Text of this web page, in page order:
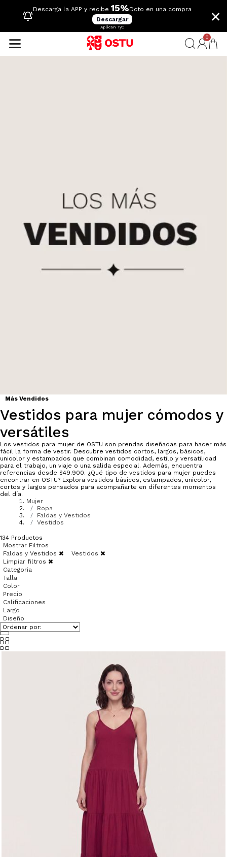
Descarga la APP y recibe 15%Dcto en una compra
Descargar
Aplican TyC
×
0
Más Vendidos
Vestidos para mujer cómodos y
versátiles
Los vestidos para mujer de OSTU son prendas diseñadas para hacer más
fácil la forma de vestir. Descubre vestidos cortos, largos, básicos,
unicolor y estampados que combinan comodidad, estilo y versatilidad
para el trabajo, un viaje o una salida especial. Además, encuentra
referencias desde $49.900. ¿Qué tipo de vestidos para mujer puedes
encontrar en OSTU? Explora vestidos básicos, estampados, unicolor,
cortos y largos pensados para acompañarte en diferentes momentos
del día.
Mujer
Ropa
Faldas y Vestidos
Vestidos
134 Productos
Mostrar Filtros
Faldas y Vestidos
Vestidos
Limpiar filtros
Categoria
Talla
Color
Precio
Calificaciones
Largo
Diseño